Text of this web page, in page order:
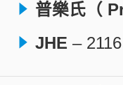
普樂氏（
JHE –